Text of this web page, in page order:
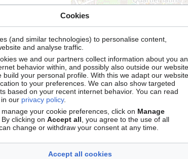
Leaflet| © OpenStreetMap
,
est
à
Cookies
(and similar technologies) to personalise content,
and analyse traffic.
we and our partners collect information about you
behavior within, and possibly also outside our
build your personal profile. With this we adapt our website
to your preferences. We can also show targeted
based on your recent internet behavior. You can read
our privacy policy.
your cookie preferences, click on Manage
By clicking on Accept all, you agree to the use of all
change or withdraw your consent at any time.
Accept all cookies